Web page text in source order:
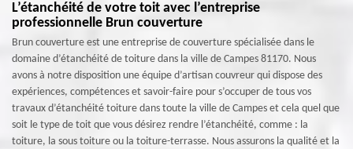
L’étanchéité de votre toit avec l’entreprise
professionnelle Brun couverture
Brun couverture est une entreprise de couverture spécialisée dans le
domaine d’étanchéité de toiture dans la ville de Campes 81170. Nous
avons à notre disposition une équipe d’artisan couvreur qui dispose des
expériences, compétences et savoir-faire pour s’occuper de tous vos
travaux d’étanchéité toiture dans toute la ville de Campes et cela quel que
soit le type de toit que vous désirez rendre l’étanchéité, comme : la
toiture, la sous toiture ou la toiture-terrasse. Nous assurons la qualité et la